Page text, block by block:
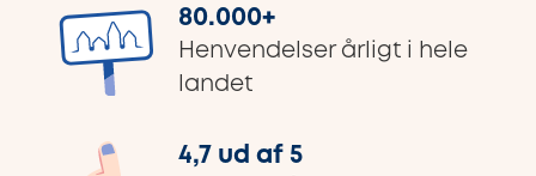
80.000+
Henvendelser årligt i hele
landet
4,7 ud af 5